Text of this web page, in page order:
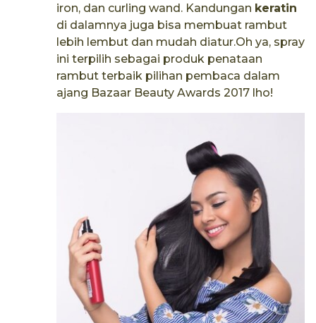
iron, dan curling wand. Kandungan keratin
di dalamnya juga bisa membuat rambut
lebih lembut dan mudah diatur.Oh ya, spray
ini terpilih sebagai produk penataan
rambut terbaik pilihan pembaca dalam
ajang Bazaar Beauty Awards 2017 lho!